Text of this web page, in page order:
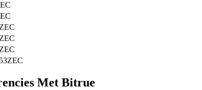
en copy trading commissies
ZEC
ZEC
ZEC
ZEC
Met Bitrue